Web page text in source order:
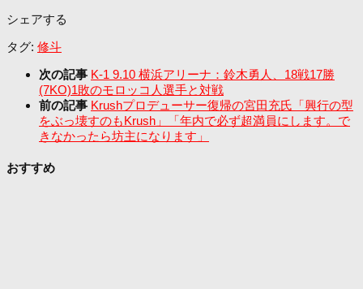
シェアする
タグ: 修斗
次の記事 K-1 9.10 横浜アリーナ：鈴木勇人、18戦17勝
(7KO)1敗のモロッコ人選手と対戦
前の記事 Krushプロデューサー復帰の宮田充氏「興行の型
をぶっ壊すのもKrush」「年内で必ず超満員にします。で
きなかったら坊主になります」
おすすめ